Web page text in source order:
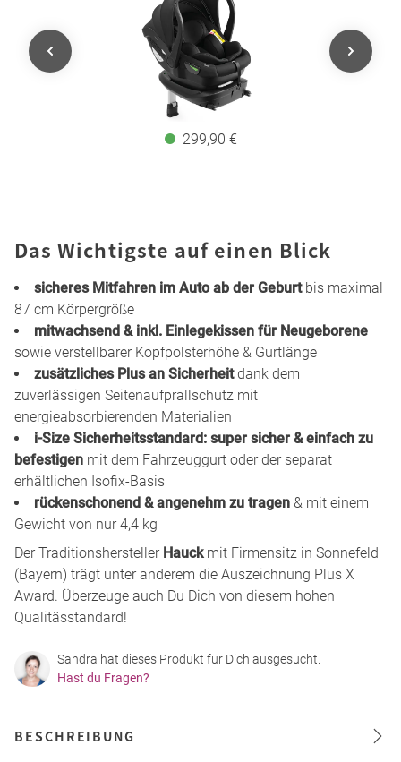
299,90 €
Das Wichtigste auf einen Blick
sicheres Mitfahren im Auto ab der Geburtbis maximal
87 cm Körpergröße
mitwachsend & inkl. Einlegekissen für Neugeborene
sowie verstellbarer Kopfpolsterhöhe & Gurtlänge
zusätzliches Plus an Sicherheitdank dem
zuverlässigen Seitenaufprallschutz mit
energieabsorbierenden Materialien
i-Size Sicherheitsstandard: super sicher & einfach zu
befestigen mit dem Fahrzeuggurt oder der separat
erhältlichen Isofix-Basis
rückenschonend & angenehm zu tragen & mit einem
Gewicht von nur 4,4 kg
Der Traditionshersteller Hauckmit Firmensitz in Sonnefeld
(Bayern) trägt unter anderem die Auszeichnung Plus X
Award. Überzeuge auch Du Dich von diesem hohen
Qualitässtandard!
Sandra hat dieses Produkt für Dich ausgesucht.
Hast du Fragen?
BESCHREIBUNG